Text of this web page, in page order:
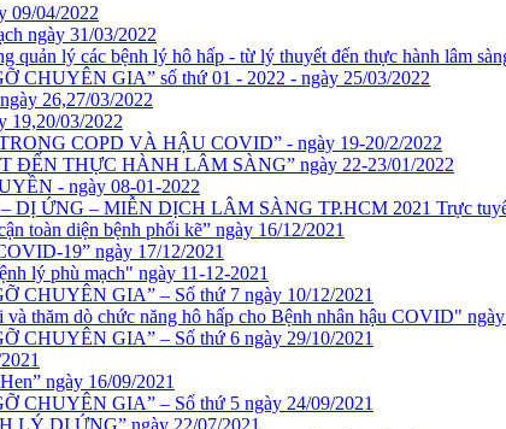
04/2022
ngày 31/03/2022
lý các bệnh lý hô hấp - từ lý thuyết đến thực hành lâm
CHUYÊN GIA” số thứ 01 - 2022 - ngày 25/03/2022
26,27/03/2022
03/2022
COPD VÀ HẬU COVID” - ngày 19-20/2/2022
THỰC HÀNH LÂM SÀNG” ngày 22-23/01/2022
- ngày 08-01-2022
ỨNG – MIỄN DỊCH LÂM SÀNG TP.HCM 2021 Trực
toàn diện bệnh phổi kẽ” ngày 16/12/2021
19” ngày 17/12/2021
lý phù mạch" ngày 11-12-2021
CHUYÊN GIA” – Số thứ 7 ngày 10/12/2021
thăm dò chức năng hô hấp cho Bệnh nhân hậu COVID" ngày
CHUYÊN GIA” – Số thứ 6 ngày 29/10/2021
ngày 16/09/2021
CHUYÊN GIA” – Số thứ 5 ngày 24/09/2021
LÝ DỊ ỨNG” ngày 22/07/2021